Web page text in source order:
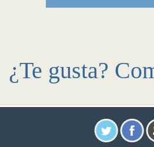
¿Te gusta?